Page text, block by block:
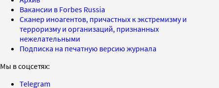
Вакансии в Forbes Russia
Сканер иноагентов, причастных к экстремизму и
терроризму и организаций, признанных
нежелательными
Подписка на печатную версию журнала
Мы в соцсетях:
Telegram